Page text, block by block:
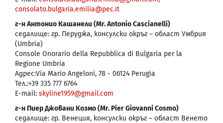
consolato.bulgaria.emilia@pec.it
г-н Антонио Кашанели (Mr. Antonio Cascianelli)
седалище: гр. Перуджа, консулски окръг – област Умбрия
(Umbria)
Console Onorario della Repubblica di Bulgaria per la
Regione Umbria
Адрес:Via Mario Angeloni, 78 - 06124 Perugia
Тел.:+39 335 777 6764
E-mail: skyline1959@gmail.com
г-н Пиер Джовани Козмо (Mr. Pier Giovanni Cosmo)
седалище: гр. Венеция, консулски окръг – област Венето